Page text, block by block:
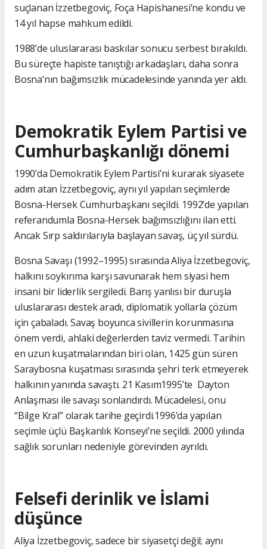
suçlanan İzzetbegoviç, Foça Hapishanesi’ne kondu ve
14 yıl hapse mahkum edildi.
1988’de uluslararası baskılar sonucu serbest bırakıldı.
Bu süreçte hapiste tanıştığı arkadaşları, daha sonra
Bosna’nın bağımsızlık mücadelesinde yanında yer aldı.
Demokratik Eylem Partisi ve
Cumhurbaşkanlığı dönemi
1990’da Demokratik Eylem Partisi’ni kurarak siyasete
adım atan İzzetbegoviç, aynı yıl yapılan seçimlerde
Bosna-Hersek Cumhurbaşkanı seçildi. 1992’de yapılan
referandumla Bosna-Hersek bağımsızlığını ilan etti.
Ancak Sırp saldırılarıyla başlayan savaş, üç yıl sürdü.
Bosna Savaşı (1992–1995) sırasında Aliya İzzetbegoviç,
halkını soykırıma karşı savunarak hem siyasi hem
insani bir liderlik sergiledi. Barış yanlısı bir duruşla
uluslararası destek aradı, diplomatik yollarla çözüm
için çabaladı. Savaş boyunca sivillerin korunmasına
önem verdi, ahlaki değerlerden taviz vermedi. Tarihin
en uzun kuşatmalarından biri olan, 1425 gün süren
Saraybosna kuşatması sırasında şehri terk etmeyerek
halkının yanında savaştı. 21 Kasım1995’te Dayton
Anlaşması ile savaşı sonlandırdı. Mücadelesi, onu
“Bilge Kral” olarak tarihe geçirdi.1996’da yapılan
seçimle üçlü Başkanlık Konseyi’ne seçildi. 2000 yılında
sağlık sorunları nedeniyle görevinden ayrıldı.
Felsefi derinlik ve İslami
düşünce
Aliya İzzetbegoviç, sadece bir siyasetçi değil; aynı